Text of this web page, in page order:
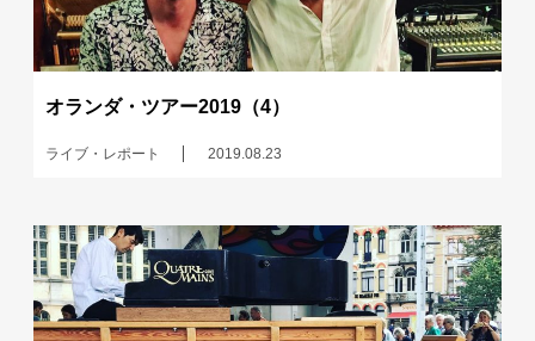
オランダ・ツアー2019（4）
ライブ・レポート 2019.08.23